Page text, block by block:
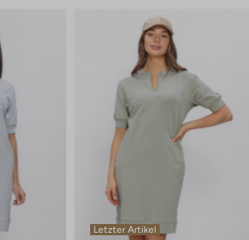
Letzter Artikel